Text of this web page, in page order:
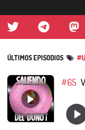
ÚLTIMOS EPISODIOS
#65